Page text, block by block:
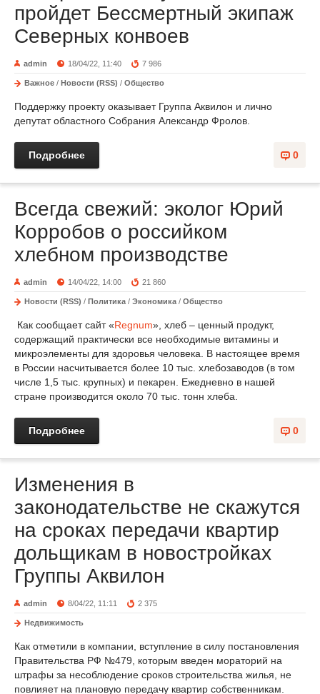
пройдет Бессмертный экипаж
Северных конвоев
admin 18/04/22, 11:40 7 986
Важное / Новости (RSS) / Общество
Поддержку проекту оказывает Группа Аквилон и лично
депутат областного Собрания Александр Фролов.
0
Подробнее
Всегда свежий: эколог Юрий
Корробов о российком
хлебном производстве
admin 14/04/22, 14:00 21 860
Новости (RSS) / Политика / Экономика / Общество
Как сообщает сайт «Regnum», хлеб – ценный продукт,
содержащий практически все необходимые витамины и
микроэлементы для здоровья человека. В настоящее время
в России насчитывается более 10 тыс. хлебозаводов (в том
числе 1,5 тыс. крупных) и пекарен. Ежедневно в нашей
стране производится около 70 тыс. тонн хлеба.
0
Подробнее
Изменения в
законодательстве не скажутся
на сроках передачи квартир
дольщикам в новостройках
Группы Аквилон
admin 8/04/22, 11:11 2 375
Недвижимость
Как отметили в компании, вступление в силу постановления
Правительства РФ №479, которым введен мораторий на
штрафы за несоблюдение сроков строительства жилья, не
повлияет на плановую передачу квартир собственникам.